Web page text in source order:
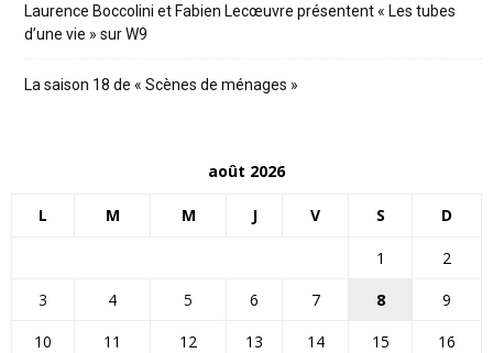
Laurence Boccolini et Fabien Lecœuvre présentent « Les tubes
d’une vie » sur W9
La saison 18 de « Scènes de ménages »
août 2026
L M M J V S D
1
2
3
4 5 6 7 8
9
10
11 12 13 14 15
16